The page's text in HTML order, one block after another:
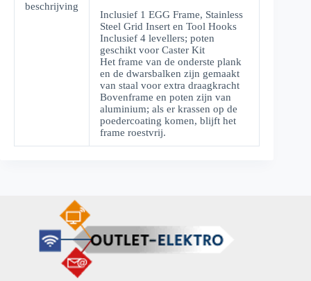
beschrijving
Inclusief 1 EGG Frame, Stainless
Steel Grid Insert en Tool Hooks
Inclusief 4 levellers; poten
geschikt voor Caster Kit
Het frame van de onderste plank
en de dwarsbalken zijn gemaakt
van staal voor extra draagkracht
Bovenframe en poten zijn van
aluminium; als er krassen op de
poedercoating komen, blijft het
frame roestvrij.